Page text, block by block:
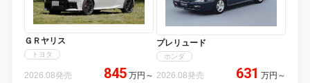
ＧＲヤリス
トヨタ
2026.08発売 845 万円 ～
プレリュード
ホンダ
2026.08発売 631 万円 ～